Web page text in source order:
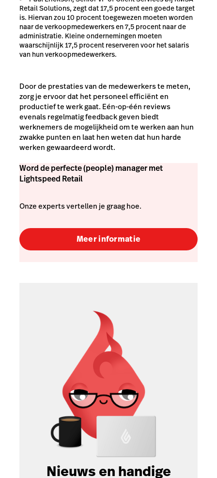
Retail Solutions, zegt dat 17,5 procent een goede target
is. Hiervan zou 10 procent toegewezen moeten worden
naar de verkoopmedewerkers en 7,5 procent naar de
administratie. Kleine ondernemingen moeten
waarschijnlijk 17,5 procent reserveren voor het salaris
van hun verkoopmedewerkers.
Door de prestaties van de medewerkers te meten,
zorg je ervoor dat het personeel efficiënt en
productief te werk gaat. Eén-op-één reviews
evenals regelmatig feedback geven biedt
werknemers de mogelijkheid om te werken aan hun
zwakke punten en laat hen weten dat hun harde
werken gewaardeerd wordt.
Word de perfecte (people) manager met
Lightspeed Retail
Onze experts vertellen je graag hoe.
Meer informatie
Nieuws en handige